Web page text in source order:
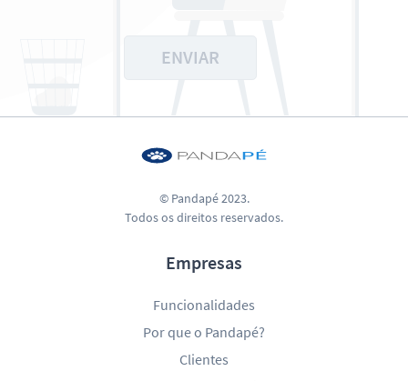
ENVIAR
© Pandapé 2023.
Todos os direitos reservados.
Empresas
Funcionalidades
Por que o Pandapé?
Clientes